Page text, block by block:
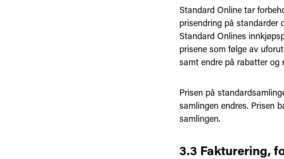
Standard Online tar
prisendring på standarder
Standard Onlines
prisene som følge av
samt endre på rabatter og
Prisen på
samlingen endres. Prisen
samlingen.
3.3 Fakturering,